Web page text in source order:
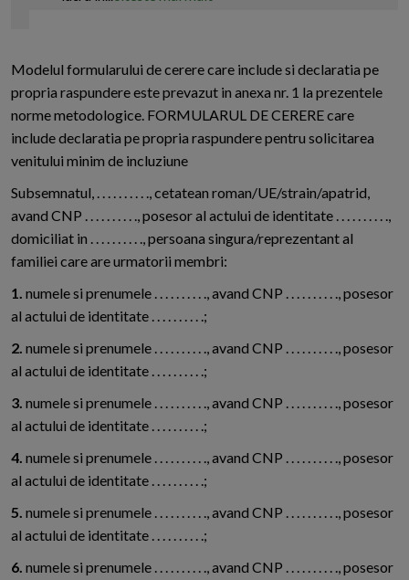
Modelul formularului de cerere care include si declaratia pe
propria raspundere este prevazut in anexa nr. 1 la prezentele
norme metodologice. FORMULARUL DE CERERE care
include declaratia pe propria raspundere pentru solicitarea
venitului minim de incluziune
Subsemnatul, . . . . . . . . . ., cetatean roman/UE/strain/apatrid,
avand CNP . . . . . . . . . ., posesor al actului de identitate . . . . . . . . . .,
domiciliat in . . . . . . . . . ., persoana singura/reprezentant al
familiei care are urmatorii membri:
1. numele si prenumele . . . . . . . . . ., avand CNP . . . . . . . . . ., posesor
al actului de identitate . . . . . . . . . .;
2. numele si prenumele . . . . . . . . . ., avand CNP . . . . . . . . . ., posesor
al actului de identitate . . . . . . . . . .;
3. numele si prenumele . . . . . . . . . ., avand CNP . . . . . . . . . ., posesor
al actului de identitate . . . . . . . . . .;
4. numele si prenumele . . . . . . . . . ., avand CNP . . . . . . . . . ., posesor
al actului de identitate . . . . . . . . . .;
5. numele si prenumele . . . . . . . . . ., avand CNP . . . . . . . . . ., posesor
al actului de identitate . . . . . . . . . .;
6. numele si prenumele . . . . . . . . . ., avand CNP . . . . . . . . . ., posesor